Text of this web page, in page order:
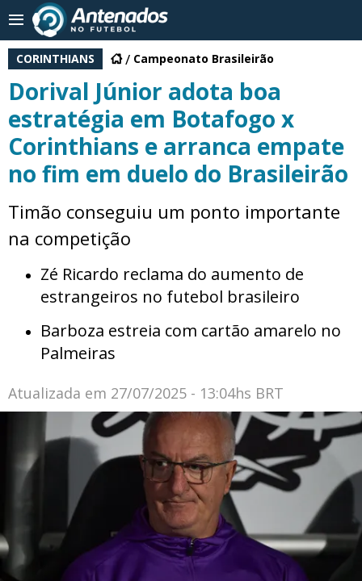
CORINTHIANS Campeonato Brasileirão
Dorival Júnior adota boa
estratégia em Botafogo x
Corinthians e arranca empate
no fim em duelo do Brasileirão
Timão conseguiu um ponto importante
na competição
Zé Ricardo reclama do aumento de
estrangeiros no futebol brasileiro
Barboza estreia com cartão amarelo no
Palmeiras
Atualizada em 27/07/2025 - 13:04hs BRT